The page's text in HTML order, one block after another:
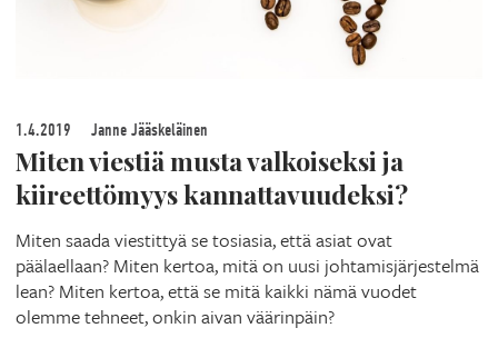
1.4.2019 Janne Jääskeläinen
Miten viestiä musta valkoiseksi ja
kiireettömyys kannattavuudeksi?
Miten saada viestittyä se tosiasia, että asiat ovat
päälaellaan? Miten kertoa, mitä on uusi johtamisjärjestelmä
lean? Miten kertoa, että se mitä kaikki nämä vuodet
olemme tehneet, onkin aivan väärinpäin?